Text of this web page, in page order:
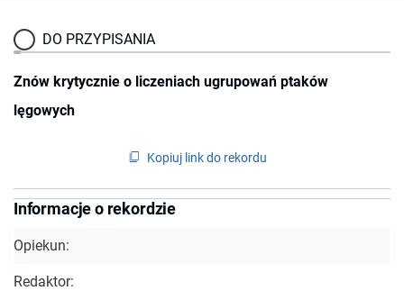
DO PRZYPISANIA
Znów krytycznie o liczeniach ugrupowań ptaków
lęgowych
Kopiuj link do rekordu
Informacje o rekordzie
Opiekun:
Redaktor: